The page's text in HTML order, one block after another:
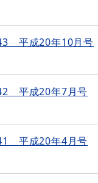
平成20年10月号
平成20年7月号
平成20年4月号